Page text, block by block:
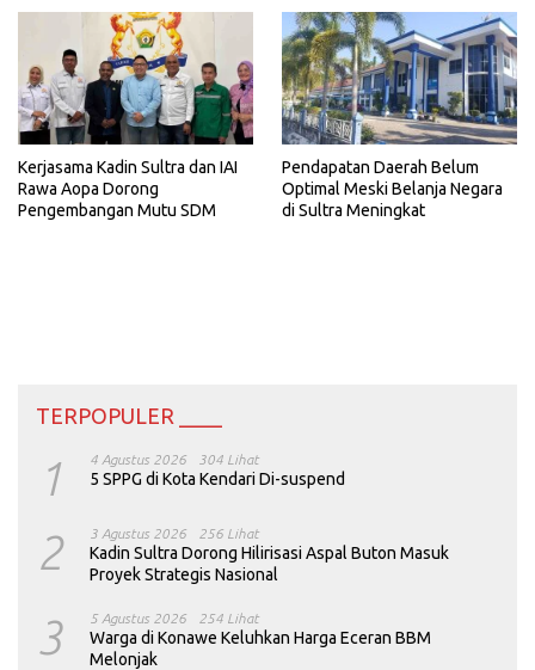
Kerjasama Kadin Sultra dan IAI
Rawa Aopa Dorong
Pengembangan Mutu SDM
Pendapatan Daerah Belum
Optimal Meski Belanja Negara
di Sultra Meningkat
TERPOPULER ____
1 4 Agustus 2026 304 Lihat
5 SPPG di Kota Kendari Di-suspend
2 3 Agustus 2026 256 Lihat
Kadin Sultra Dorong Hilirisasi Aspal Buton Masuk
Proyek Strategis Nasional
3 5 Agustus 2026 254 Lihat
Warga di Konawe Keluhkan Harga Eceran BBM
Melonjak